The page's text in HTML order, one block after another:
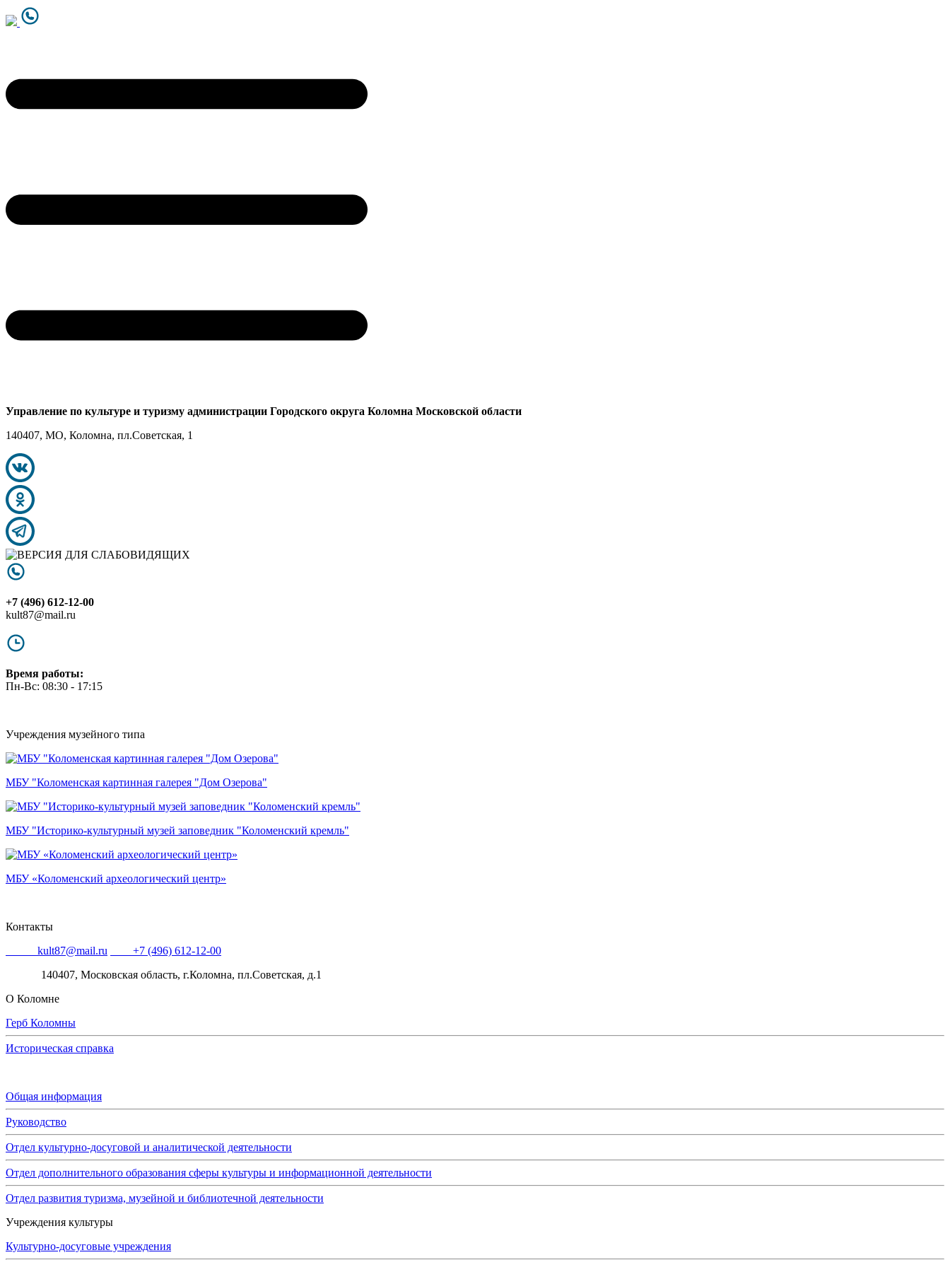
Управление по культуре и туризму администрации Городского округа Коломна Московской области
140407, МО, Коломна, пл.Советская, 1
+7 (496) 612-12-00
kult87@mail.ru
Время работы:
Пн-Вс: 08:30 - 17:15
Учреждения музейного типа
МБУ "Коломенская картинная галерея "Дом Озерова"
МБУ "Историко-культурный музей заповедник "Коломенский кремль"
МБУ «Коломенский археологический центр»
Контакты
kult87@mail.ru
+7 (496) 612-12-00
140407, Московская область, г.Коломна, пл.Советская, д.1
О Коломне
Герб Коломны
Историческая справка
Общая информация
Руководство
Отдел культурно-досуговой и аналитической деятельности
Отдел дополнительного образования сферы культуры и информационной деятельности
Отдел развития туризма, музейной и библиотечной деятельности
Учреждения культуры
Культурно-досуговые учреждения